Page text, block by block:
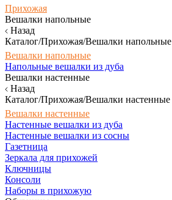
Прихожая
Вешалки напольные
Назад
Каталог/Прихожая/Вешалки напольные
Вешалки напольные
Напольные вешалки из дуба
Вешалки настенные
Назад
Каталог/Прихожая/Вешалки настенные
Вешалки настенные
Настенные вешалки из дуба
Настенные вешалки из сосны
Газетница
Зеркала для прихожей
Ключницы
Консоли
Наборы в прихожую